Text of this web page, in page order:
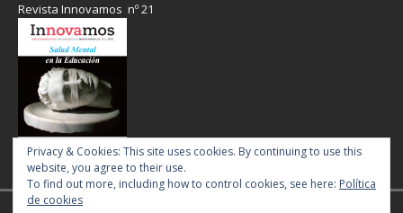
Revista Innovamos nº 21
Privacy & Cookies: This site uses cookies. By continuing to use this
website, you agree to their use.
To find out more, including how to control cookies, see here: Política
de cookies